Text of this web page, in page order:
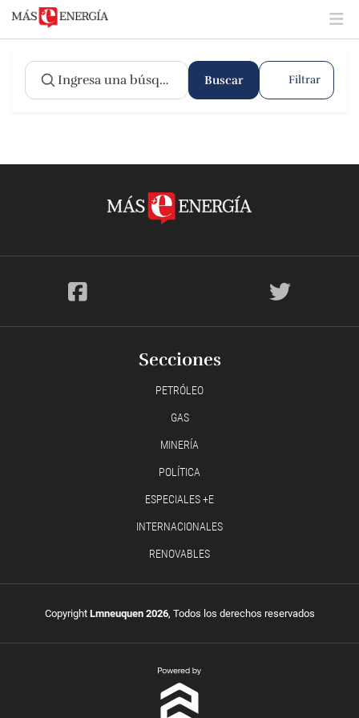
Buscar Filtrar
Secciones
PETRÓLEO
GAS
MINERÍA
POLÍTICA
ESPECIALES +E
INTERNACIONALES
RENOVABLES
Copyright Lmneuquen 2026, Todos los derechos reservados